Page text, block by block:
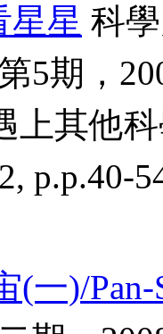
星星 科
5期，
上其他
p.p.40-
(一)/